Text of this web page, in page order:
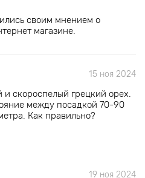
своим мнением о
магазине.
15 ноя 2024
и скороспелый грецкий орех.
между посадкой 70-90
Как правильно?
19 ноя 2024